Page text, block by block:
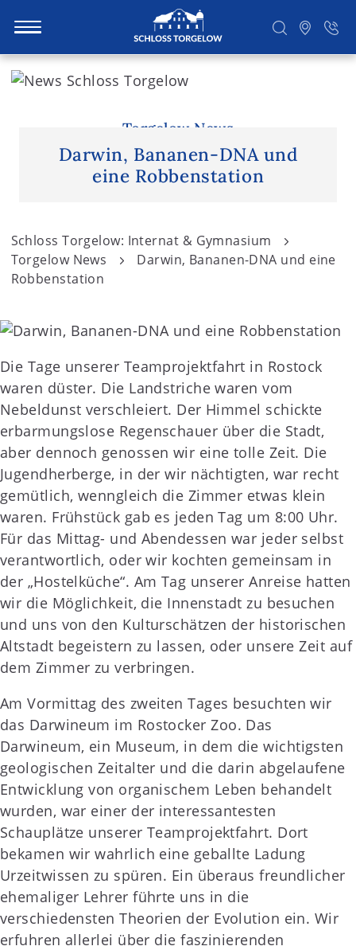
S
t
Torgelow News
Darwin, Bananen-DNA und
eine Robbenstation
Schloss Torgelow: Internat & Gymnasium
Torgelow News
Darwin, Bananen-DNA und eine
Robbenstation
Die Tage unserer Teamprojektfahrt in Rostock
waren düster. Die Landstriche waren vom
Nebeldunst verschleiert. Der Himmel schickte
erbarmungslose Regenschauer über die Stadt,
aber dennoch genossen wir eine tolle Zeit. Die
Jugendherberge, in der wir nächtigten, war recht
gemütlich, wenngleich die Zimmer etwas klein
waren. Frühstück gab es jeden Tag um 8:00 Uhr.
Für das Mittag- und Abendessen war jeder selbst
verantwortlich, oder wir kochten gemeinsam in
der „Hostelküche“. Am Tag unserer Anreise hatten
wir die Möglichkeit, die Innenstadt zu besuchen
und uns von den Kulturschätzen der historischen
Altstadt begeistern zu lassen, oder unsere Zeit auf
dem Zimmer zu verbringen.
Am Vormittag des zweiten Tages besuchten wir
das Darwineum im Rostocker Zoo. Das
Darwineum, ein Museum, in dem die wichtigsten
geologischen Zeitalter und die darin abgelaufene
Entwicklung von organischem Leben behandelt
wurden, war einer der interessantesten
Schauplätze unserer Teamprojektfahrt. Dort
bekamen wir wahrlich eine geballte Ladung
Urzeitwissen zu spüren. Ein überaus freundlicher
ehemaliger Lehrer führte uns in die
verschiedensten Theorien der Evolution ein. Wir
erfuhren allerlei über die faszinierenden